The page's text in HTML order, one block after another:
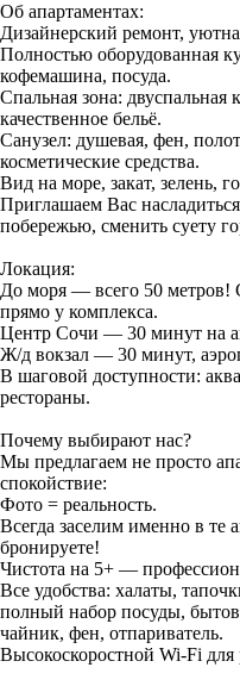
Об апартаментах:
Дизайнерский ремонт,
Полностью оборудованная
кофемашина, посуда.
Спальная зона: двуспальная
качественное бельё.
Санузел: душевая, фен,
косметические средства.
Вид на море, закат, зелень,
Приглашаем Вас
побережью, сменить суету
Локация:
До моря — всего 50 метров!
прямо у комплекса.
Центр Сочи — 30 минут на
Ж/д вокзал — 30 минут,
В шаговой доступности:
рестораны.
Почему выбирают нас?
Мы предлагаем не просто
спокойствие:
Фото = реальность.
Всегда заселим именно в те
бронируете!
Чистота на 5+ —
Все удобства: халаты,
полный набор посуды,
чайник, фен, отпариватель.
Высокоскоростной Wi-Fi